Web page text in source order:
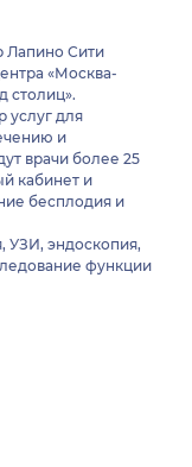
Лапино Сити
«Москва-
столиц».
услуг для
и
врачи более 25
кабинет и
бесплодия и
УЗИ, эндоскопия,
функции